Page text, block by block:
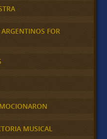
FOR
MUSICAL